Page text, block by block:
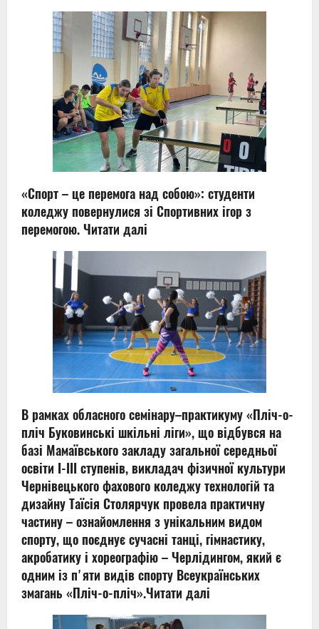
«Спорт – це перемога над собою»: студенти
коледжу повернулися зі Спортивних ігор з
перемогою.Читати далі
В рамках обласного семінару–практикуму «Пліч-о-
пліч Буковинські шкільні ліги», що відбувся на
базі Мамаївського закладу загальної середньої
освіти I-III ступенів, викладач фізичної культури
Чернівецького фахового коледжу технологій та
дизайну Таїсія Столярчук провела практичну
частину – ознайомлення з унікальним видом
спорту, що поєднує сучасні танці, гімнастику,
акробатику і хореографію – Черлідингом, який є
одним із пʼяти видів спорту Всеукраїнських
змагань «Пліч-о-пліч».Читати далі